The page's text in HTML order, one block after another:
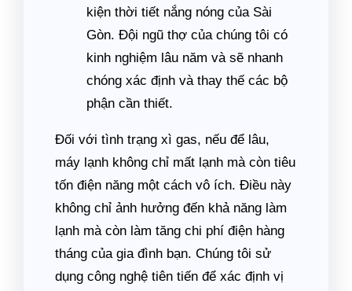
kiện thời tiết nắng nóng của Sài
Gòn. Đội ngũ thợ của chúng tôi có
kinh nghiệm lâu năm và sẽ nhanh
chóng xác định và thay thế các bộ
phận cần thiết.
Đối với tình trạng xì gas, nếu để lâu,
máy lạnh không chỉ mất lạnh mà còn tiêu
tốn điện năng một cách vô ích. Điều này
không chỉ ảnh hưởng đến khả năng làm
lạnh mà còn làm tăng chi phí điện hàng
tháng của gia đình bạn. Chúng tôi sử
dụng công nghệ tiên tiến để xác định vị